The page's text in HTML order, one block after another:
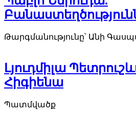
Թարգմանությունը՝ Անի
Լյուդմիլա
Հիգիենա
Պատմվածք